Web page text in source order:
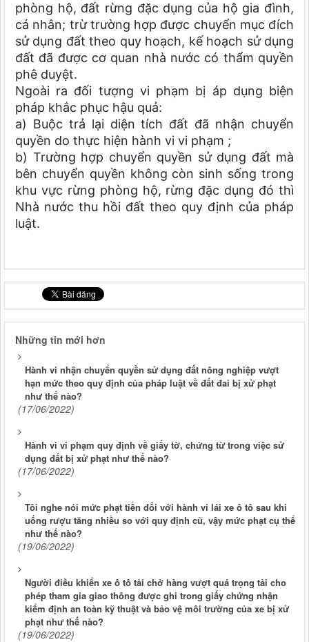
phòng hộ, đất rừng đặc dụng của hộ gia đình,
cá nhân; trừ trường hợp được chuyển mục đích
sử dụng đất theo quy hoạch, kế hoạch sử dụng
đất đã được cơ quan nhà nước có thẩm quyền
phê duyệt.
Ngoài ra đối tượng vi phạm bị áp dụng biện
pháp khắc phục hậu quả:
a) Buộc trả lại diện tích đất đã nhận chuyển
quyền do thực hiện hành vi vi phạm ;
b) Trường hợp chuyển quyền sử dụng đất mà
bên chuyển quyền không còn sinh sống trong
khu vực rừng phòng hộ, rừng đặc dụng đó thì
Nhà nước thu hồi đất theo quy định của pháp
luật.
Những tin mới hơn
Hành vi nhận chuyển quyền sử dụng đất nông nghiệp vượt
hạn mức theo quy định của pháp luật về đất đai bị xử phạt
như thế nào?
(17/06/2022)
Hành vi vi phạm quy định về giấy tờ, chứng từ trong việc sử
dụng đất bị xử phạt như thế nào?
(17/06/2022)
Tôi nghe nói mức phạt tiền đối với hành vi lái xe ô tô sau khi
uống rượu tăng nhiều so với quy định cũ, vậy mức phạt cụ thể
như thế nào?
(19/06/2022)
Người điều khiển xe ô tô tải chở hàng vượt quá trọng tải cho
phép tham gia giao thông được ghi trong giấy chứng nhận
kiểm định an toàn kỹ thuật và bảo vệ môi trường của xe bị xử
phạt như thế nào?
(19/06/2022)